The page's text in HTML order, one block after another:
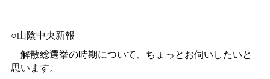
○山陰中央新報
解散総選挙の時期について、ちょっとお伺いしたいと
思います。